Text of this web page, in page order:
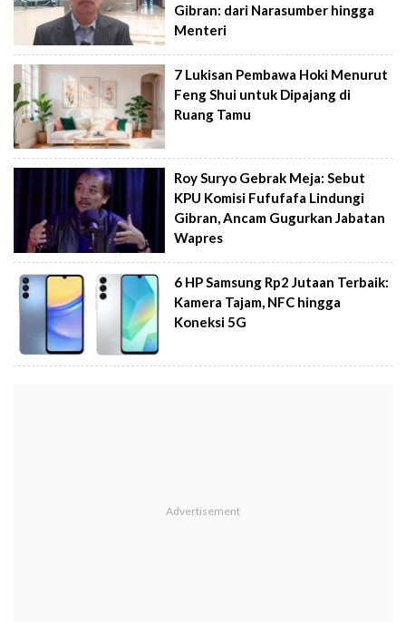
Gibran: dari Narasumber hingga
Menteri
7 Lukisan Pembawa Hoki Menurut
Feng Shui untuk Dipajang di
Ruang Tamu
Roy Suryo Gebrak Meja: Sebut
KPU Komisi Fufufafa Lindungi
Gibran, Ancam Gugurkan Jabatan
Wapres
6 HP Samsung Rp2 Jutaan Terbaik:
Kamera Tajam, NFC hingga
Koneksi 5G